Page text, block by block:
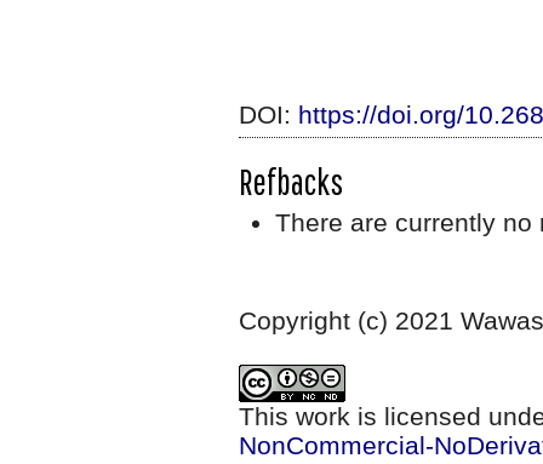
DOI: https://doi.org/
Refbacks
There are currently no
Copyright (c) 2021
This work is licensed
NonCommercial-